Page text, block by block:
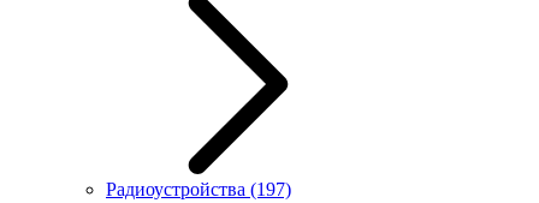
Радиоустройства (197)